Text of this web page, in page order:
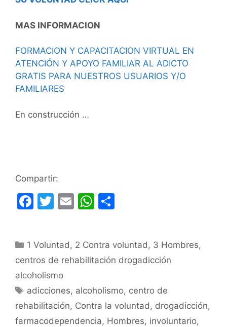
MAS INFORMACION
FORMACION Y CAPACITACION VIRTUAL EN
ATENCIÓN Y APOYO FAMILIAR AL ADICTO
GRATIS PARA NUESTROS USUARIOS Y/O
FAMILIARES
En construcción …
Compartir:
F
e
b
o
o
k
T
er
E
l
W
s
A
p
p
p
ar
Categorías
1 Voluntad, 2 Contra voluntad, 3 Hombres,
centros de rehabilitación drogadicción
alcoholismo
Etiquetas
adicciones, alcoholismo, centro de
rehabilitación, Contra la voluntad, drogadicción,
farmacodependencia, Hombres, involuntario,